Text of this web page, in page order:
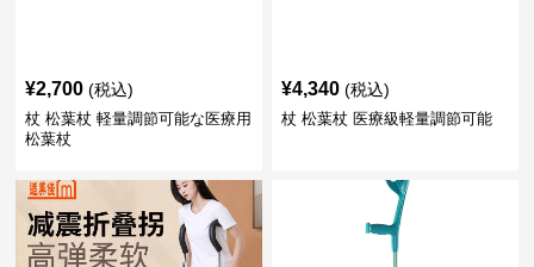
¥2,700 (税込)
杖 松葉杖 軽量調節可能な医療用
松葉杖
¥4,340 (税込)
杖 松葉杖 医療級軽量調節可能